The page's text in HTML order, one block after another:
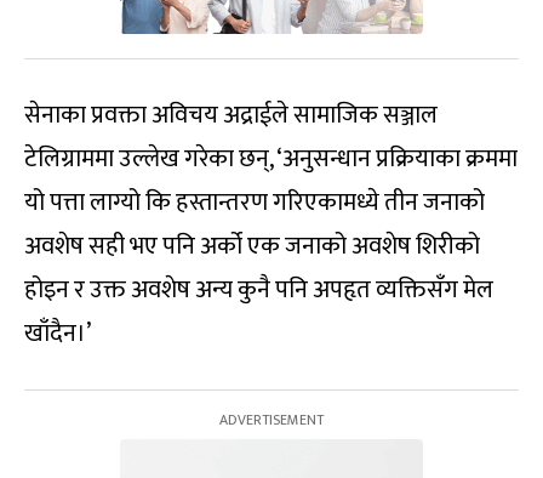
सेनाका प्रवक्ता अविचय अद्राईले सामाजिक सञ्जाल
टेलिग्राममा उल्लेख गरेका छन्, ‘अनुसन्धान प्रक्रियाका क्रममा
यो पत्ता लाग्यो कि हस्तान्तरण गरिएकामध्ये तीन जनाको
अवशेष सही भए पनि अर्को एक जनाको अवशेष शिरीको
होइन र उक्त अवशेष अन्य कुनै पनि अपहृत व्यक्तिसँग मेल
खाँदैन।’